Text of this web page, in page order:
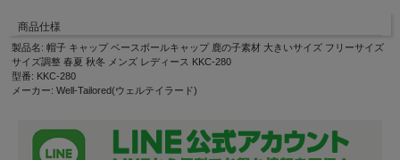
商品仕様
製品名: 帽子 キャップ ベースボールキャップ 鹿の子素材 大きいサイズ フリーサイズ
サイズ調整 春夏 秋冬 メンズ レディース KKC-280
型番: KKC-280
メーカー: Well-Tailored(ウェルテイラード)